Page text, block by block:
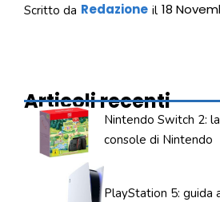
Scritto da Redazione il 18
Articoli recenti
Nintendo Switch 2:
console di Nintendo
PlayStation 5: guida